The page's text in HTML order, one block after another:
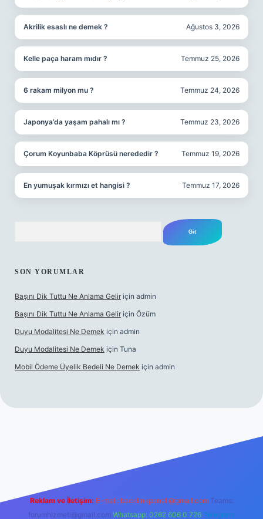
Akrilik esaslı ne demek ? Ağustos 3, 2026
Kelle paça haram mıdır ? Temmuz 25, 2026
6 rakam milyon mu ? Temmuz 24, 2026
Japonya’da yaşam pahalı mı ? Temmuz 23, 2026
Çorum Koyunbaba Köprüsü nerededir ? Temmuz 19, 2026
En yumuşak kırmızı et hangisi ? Temmuz 17, 2026
SON YORUMLAR
Başını Dik Tuttu Ne Anlama Gelir için admin
Başını Dik Tuttu Ne Anlama Gelir için Özüm
Duyu Modalitesi Ne Demek için admin
Duyu Modalitesi Ne Demek için Tuna
Mobil Ödeme Üyelik Bedeli Ne Demek için admin
Reklam ve İletişim: E-mail: backlinkpaneli@gmail.com Teams:
forumhizmeti@gmail.com Whatsapp: 0262 606 0 726 Telegram: